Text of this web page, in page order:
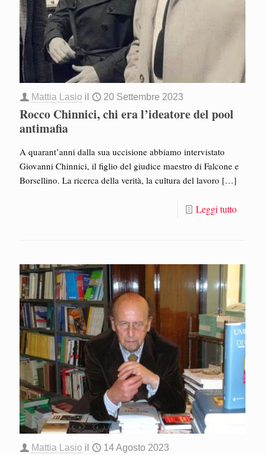
Mattia Lasio il 20 Settembre 2023
Rocco Chinnici, chi era l’ideatore del pool
antimafia
A quarant’anni dalla sua uccisione abbiamo intervistato
Giovanni Chinnici, il figlio del giudice maestro di Falcone e
Borsellino. La ricerca della verità, la cultura del lavoro […]
Leggi tutto
Mattia Lasio il 14 Agosto 2023